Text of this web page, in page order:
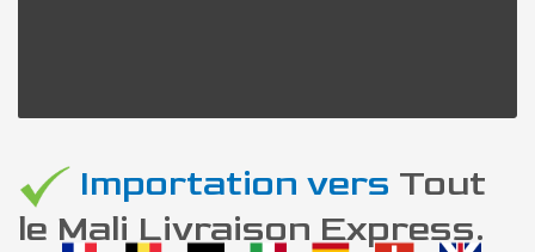
Importation vers Tout
le Mali Livraison Express.